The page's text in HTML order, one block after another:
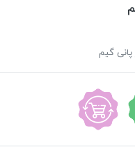
پانی گیم